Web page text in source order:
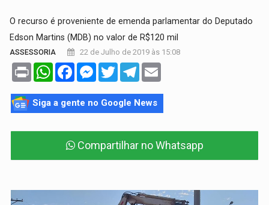
O recurso é proveniente de emenda parlamentar do Deputado
Edson Martins (MDB) no valor de R$120 mil
ASSESSORIA 22 de Julho de 2019 às 15:08
Print WhatsAppFacebookMessenger
TwitterTelegram
Siga a gente no Google News
Compartilhar no Whatsapp